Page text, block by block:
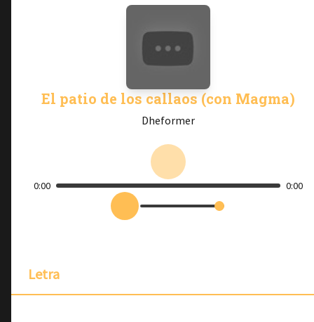
El patio de los callaos (con Magma)
Dheformer
0:00 0:00
Letra